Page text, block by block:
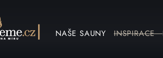
NAŠE SAUNY INSPIRACE